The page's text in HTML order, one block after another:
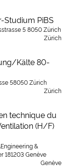
Studium PiBS
5 8050 Zürich
Zürich
Kälte 80-
58050 Zürich
Zürich
technique du
(H/F)
&
181203 Genève
Genève